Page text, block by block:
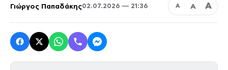
Γιώργος Παπαδάκης02.07.2026 — 21:36 Α Α Α